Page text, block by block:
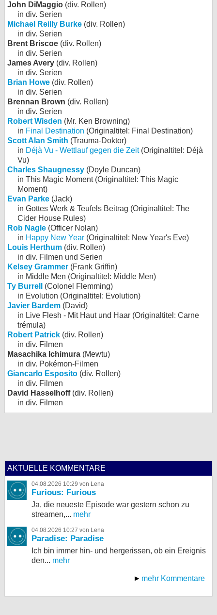
John DiMaggio (div. Rollen)
in div. Serien
Michael Reilly Burke (div. Rollen)
in div. Serien
Brent Briscoe (div. Rollen)
in div. Serien
James Avery (div. Rollen)
in div. Serien
Brian Howe (div. Rollen)
in div. Serien
Brennan Brown (div. Rollen)
in div. Serien
Robert Wisden (Mr. Ken Browning)
in Final Destination (Originaltitel: Final Destination)
Scott Alan Smith (Trauma-Doktor)
in Déjà Vu - Wettlauf gegen die Zeit(Originaltitel: Déjà
Vu)
Charles Shaugnessy (Doyle Duncan)
in This Magic Moment (Originaltitel: This Magic
Moment)
Evan Parke (Jack)
in Gottes Werk & Teufels Beitrag (Originaltitel: The
Cider House Rules)
Rob Nagle (Officer Nolan)
in Happy New Year (Originaltitel: New Year's Eve)
Louis Herthum (div. Rollen)
in div. Filmen und Serien
Kelsey Grammer (Frank Griffin)
in Middle Men (Originaltitel: Middle Men)
Ty Burrell
(Colonel Flemming)
in Evolution (Originaltitel: Evolution)
Javier Bardem (David)
in Live Flesh - Mit Haut und Haar (Originaltitel: Carne
trémula)
Robert Patrick (div. Rollen)
in div. Filmen
Masachika Ichimura (Mewtu)
in div. Pokémon-Filmen
Giancarlo Esposito (div. Rollen)
in div. Filmen
David Hasselhoff(div. Rollen)
in div. Filmen
AKTUELLE KOMMENTARE
04.08.2026 10:29 von Lena
Furious: Furious
Ja, die neueste Episode war gestern schon zu
streamen,... mehr
04.08.2026 10:27 von Lena
Paradise: Paradise
Ich bin immer hin- und hergerissen, ob ein Ereignis
den... mehr
mehr Kommentare